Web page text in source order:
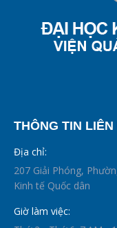
THÔNG TIN LIÊN
Địa chỉ:
207 Giải Phóng,
Kinh tế Quốc dân
Giờ làm việc: